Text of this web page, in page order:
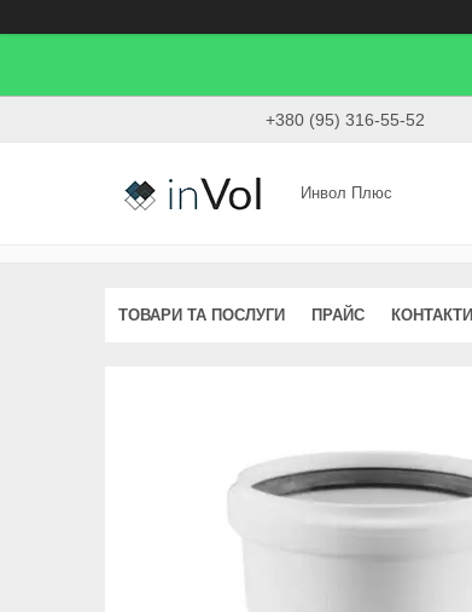
+380 (95) 316-55-52
Инвол Плюс
ТОВАРИ ТА ПОСЛУГИ ПРАЙС КОНТАКТИ